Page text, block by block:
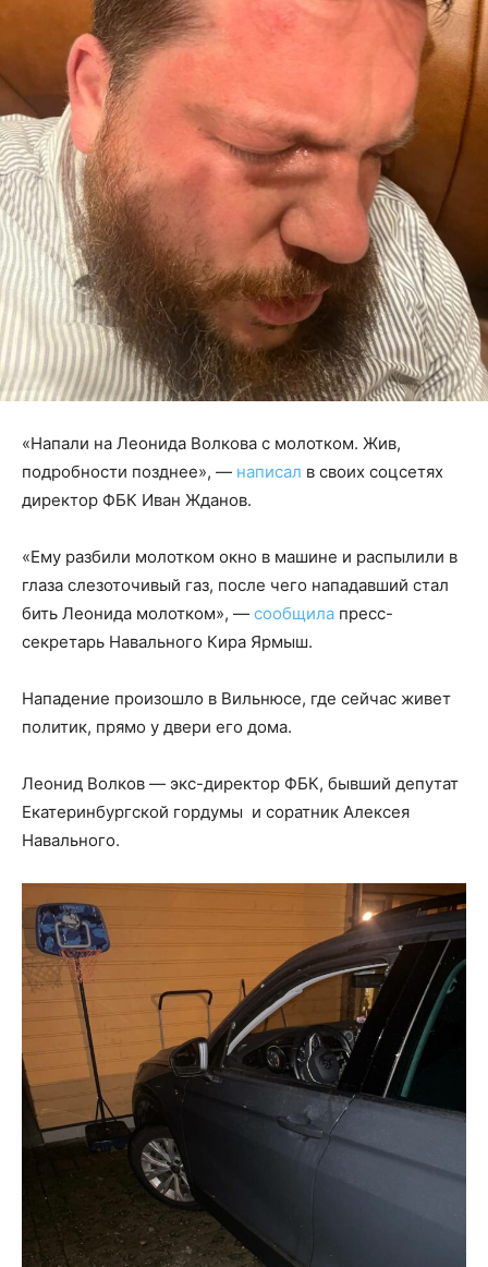
«Напали на Леонида Волкова с молотком. Жив,
подробности позднее», — написал в своих соцсетях
директор ФБК Иван Жданов.
«Ему разбили молотком окно в машине и распылили в
глаза слезоточивый газ, после чего нападавший стал
бить Леонида молотком», — сообщила пресс-
секретарь Навального Кира Ярмыш.
Нападение произошло в Вильнюсе, где сейчас живет
политик, прямо у двери его дома.
Леонид Волков — экс-директор ФБК, бывший депутат
Екатеринбургской гордумы и соратник Алексея
Навального.